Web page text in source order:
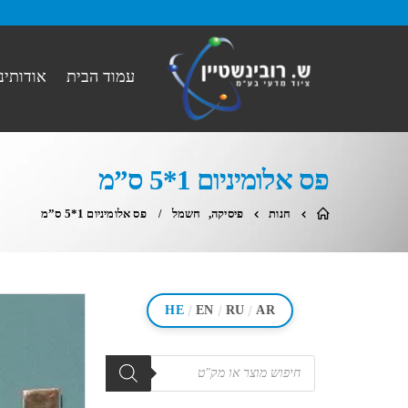
עמוד הבית
פס אלומיניום 1*5 ס”מ
חנות פיסיקה, חשמל פס אלומיניום 1*5 ס”מ
HE / EN / RU / AR
מוצרים
search